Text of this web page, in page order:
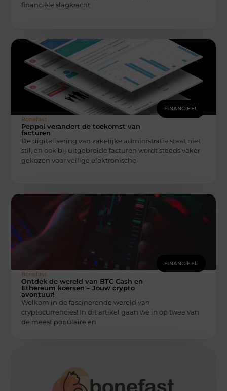
financiële slagkracht
FINANCIEEL
Bonefast
Peppol verandert de toekomst van
facturen
De digitalisering van zakelijke administratie staat niet
stil, en ook bij uitgebreide facturen wordt steeds vaker
gekozen voor veilige elektronische
FINANCIEEL
Bonefast
Ontdek de wereld van BTC Cash en
Ethereum koersen – Jouw crypto
avontuur!
Welkom in de fascinerende wereld van
cryptocurrencies! In dit artikel gaan we in op twee van
de meest populaire en